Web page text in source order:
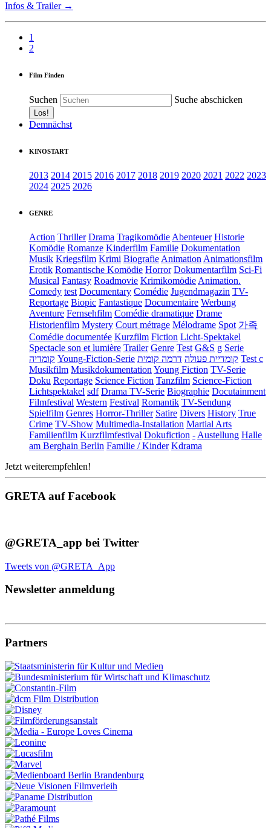
Infos & Trailer →
1
2
Film Finden
Suchen Suche abschicken
Demnächst
KINOSTART
2013 2014 2015 2016 2017 2018 2019 2020 2021 2022 2023
2024 2025 2026
GENRE
Action Thriller Drama Tragikomödie Abenteuer Historie
Komödie Romanze Kinderfilm Familie Dokumentation
Musik Kriegsfilm Krimi Biografie Animation Animationsfilm
Erotik Romantische Komödie Horror Dokumentarfilm Sci-Fi
Musical Fantasy Roadmovie Krimikomödie Animation.
Comedy test Documentary Comédie Jugendmagazin TV-
Reportage Biopic Fantastique Documentaire Werbung
Aventure Fernsehfilm Comédie dramatique Drame
Historienfilm Mystery Court métrage Mélodrame Spot 가족
Comédie documentée Kurzfilm Fiction Licht-Spektakel
Spectacle son et lumière Trailer Genre Test G&S g Serie
קומדיה Young-Fiction-Serie קומדיית פעולה דרמה קומית
Test c
Musikfilm Musikdokumentation Young Fiction TV-Serie
Doku Reportage Science Fiction Tanzfilm Science-Fiction
Lichtspektakel sdf Drama TV-Serie Biographie Docutainment
Filmfestival Western Festival Romantik TV-Sendung
Spielfilm Genres Horror-Thriller Satire Divers History True
Crime TV-Show Multimedia-Installation Martial Arts
Familienfilm Kurzfilmfestival Dokufiction - Austellung Halle
am Berghain Berlin Familie / Kinder Kdrama
Jetzt weiterempfehlen!
GRETA auf Facebook
@GRETA_app bei Twitter
Tweets von @GRETA_App
Newsletter anmeldung
Partners